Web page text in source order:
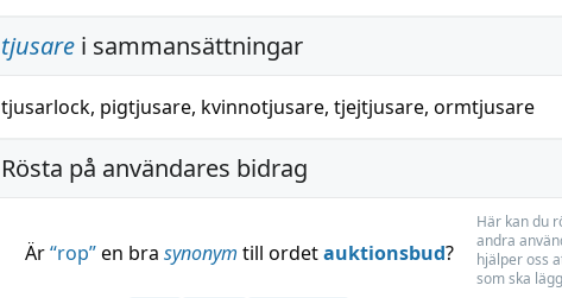
tjusare i sammansättningar
tjusarlock, pigtjusare, kvinnotjusare, tjejtjusare, ormtjusare
Rösta på användares bidrag
Är“rop”en bra synonym till ordetauktionsbud?
Här kan du
andra
hjälper oss
som ska